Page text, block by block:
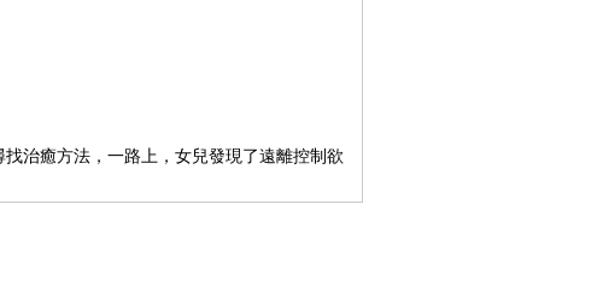
治癒方法，一路上，女兒發現了遠離控制欲